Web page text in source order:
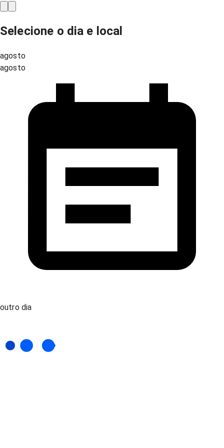
Selecione o dia e local
agosto
agosto
outro dia